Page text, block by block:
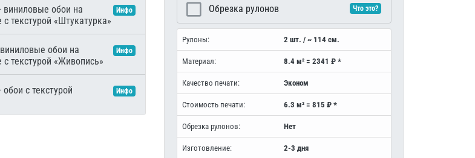
виниловые обои на
текстурой «Штукатурка»
Инфо
обои на
с текстурой «Живопись»
Инфо
с текстурой
Инфо
Обрезка рулонов Что это?
Рулоны: 2 шт. / ~ 114 см.
Материал: 8.4 м² = 2341 ₽ *
Качество печати: Эконом
Стоимость печати: 6.3 м² = 815 ₽ *
Обрезка рулонов: Нет
Изготовление: 2-3 дня